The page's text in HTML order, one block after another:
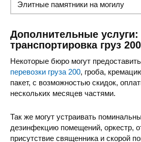
Элитные памятники на могилу
Дополнительные услуги:
транспортировка груз 200
Некоторые бюро могут
перевозки груза 200, гроба,
пакет, с возможностью скидок,
нескольких месяцев частями.
Так же могут устраивать
дезинфекцию помещений, оркестр,
присутствие священника и скорой